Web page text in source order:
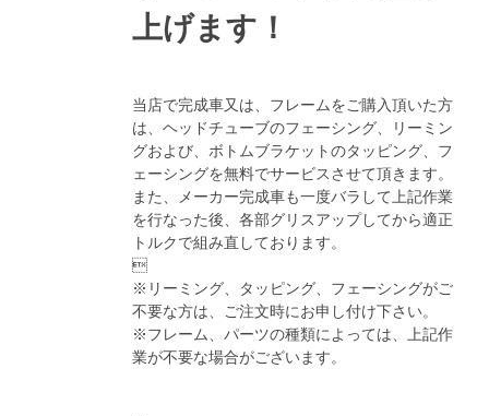
上げます！
当店で完成車又は、フレームをご購入頂いた方
は、ヘッドチューブのフェーシング、リーミン
グおよび、ボトムブラケットのタッピング、フ
ェーシングを無料でサービスさせて頂きます。
また、メーカー完成車も一度バラして上記作業
を行なった後、各部グリスアップしてから適正
トルクで組み直しております。

※リーミング、タッピング、フェーシングがご
不要な方は、ご注文時にお申し付け下さい。
※フレーム、パーツの種類によっては、上記作
業が不要な場合がございます。